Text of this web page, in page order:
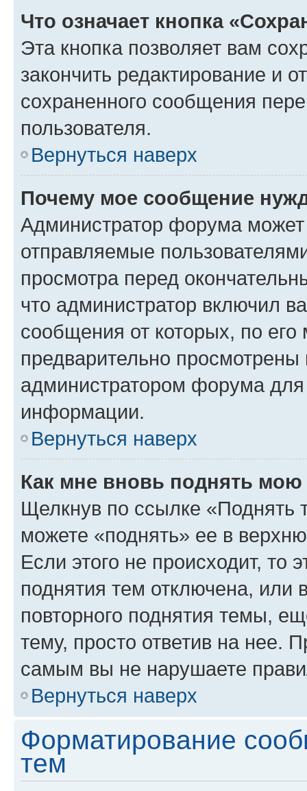
Что означает кнопка
Эта кнопка позволяет вам
закончить редактирование и
сохраненного сообщения
пользователя.
Вернуться наверх
Почему мое сообщение
Администратор форума
отправляемые
просмотра перед
что администратор включил
сообщения от которых, по
предварительно
администратором форума
информации.
Вернуться наверх
Как мне вновь поднять мою
Щелкнув по ссылке «Поднять
можете «поднять» ее в
Если этого не происходит, то
поднятия тем отключена, или
повторного поднятия темы,
тему, просто ответив на нее.
самым вы не нарушаете
Вернуться наверх
Форматирование
тем